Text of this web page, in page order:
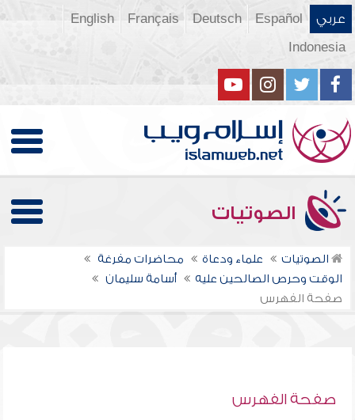
عربي Español
Deutsch
Français
English
Indonesia
الصوتيات
الصوتيات علماء ودعاة
محاضرات مفرغة
الوقت وحرص الصالحين عليه
أسامة سليمان
صفحة الفهرس
صفحة الفهرس